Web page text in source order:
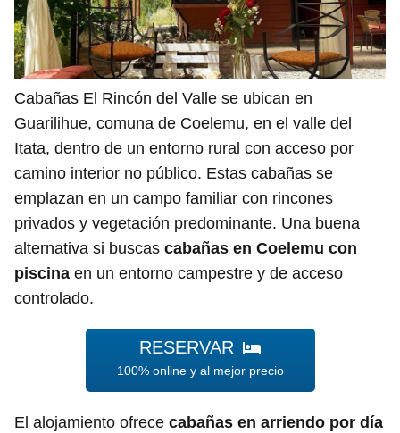
Cabañas El Rincón del Valle se ubican en
Guarilihue, comuna de Coelemu, en el valle del
Itata, dentro de un entorno rural con acceso por
camino interior no público. Estas cabañas se
emplazan en un campo familiar con rincones
privados y vegetación predominante. Una buena
alternativa si buscas cabañas en Coelemu con
piscina en un entorno campestre y de acceso
controlado.
RESERVAR
100% online y al mejor precio
El alojamiento ofrece cabañas en arriendo por día